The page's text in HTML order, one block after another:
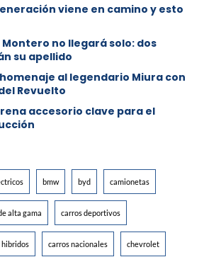
viene en camino y esto
Montero no llegará solo: dos
su apellido
al legendario Miura con
Revuelto
accesorio clave para el
bmw byd camionetas
alta gama carros deportivos
hibridos carros nacionales chevrolet